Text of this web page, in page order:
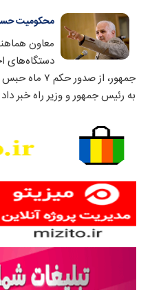
محکومیت حسن
معاون
دستگاه‌های
جمهور، از
به رئیس جمهور و وزیر راه خبر داد